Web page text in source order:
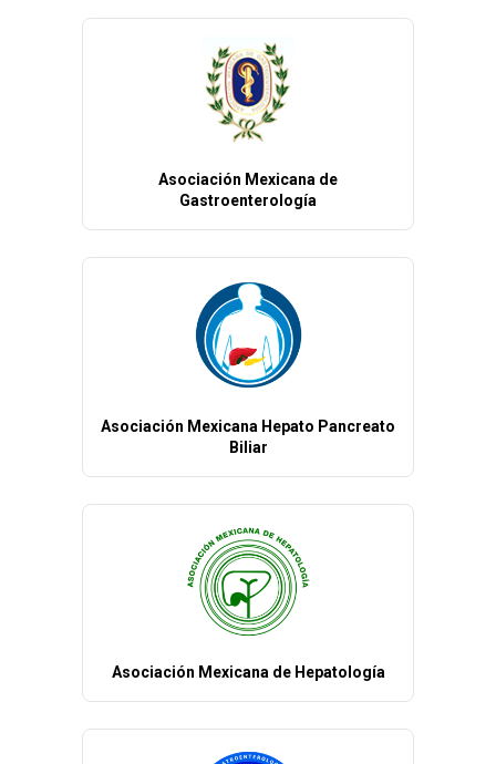
Asociación Mexicana de
Gastroenterología
Asociación Mexicana Hepato Pancreato
Biliar
Asociación Mexicana de Hepatología